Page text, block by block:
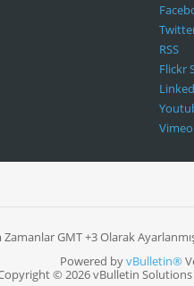
RSS
Flickr
Vimeo
Zamanlar GMT +3 Olarak
Powered byvBulletin®
© 2026 vBulletin